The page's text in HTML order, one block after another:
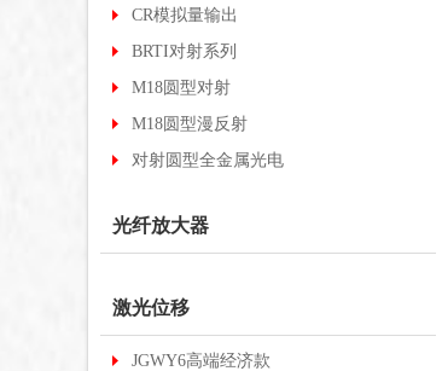
CR模拟量输出
BRTI对射系列
M18圆型对射
M18圆型漫反射
对射圆型全金属光电
光纤放大器
激光位移
JGWY6高端经济款